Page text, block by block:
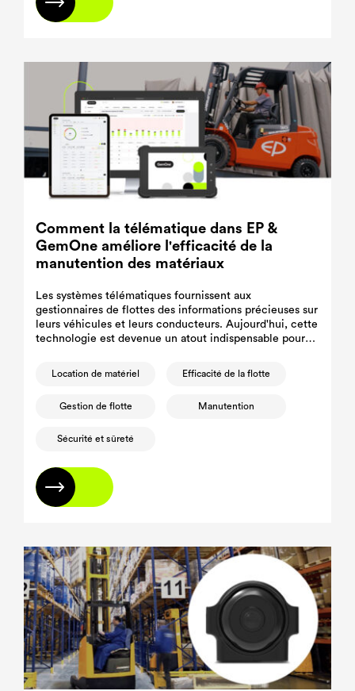
Comment la télématique dans EP &
GemOne améliore l'efficacité de la
manutention des matériaux
Les systèmes télématiques fournissent aux
gestionnaires de flottes des informations précieuses sur
leurs véhicules et leurs conducteurs. Aujourd'hui, cette
technologie est devenue un atout indispensable pour
facilitant la prise de décisions éclairées visant à
Location de matériel Efficacité de la flotte
Gestion de flotte Manutention
Sécurité et sûreté
En savoir plus